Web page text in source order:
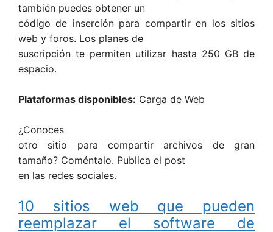
también puedes obtener un
código de inserción para compartir en los sitios
web y foros. Los planes de
suscripción te permiten utilizar hasta 250 GB de
espacio.
Plataformas disponibles: Carga de Web
¿Conoces
otro sitio para compartir archivos de gran
tamaño? Coméntalo. Publica el post
en las redes sociales.
10 sitios web que pueden
reemplazar el software de